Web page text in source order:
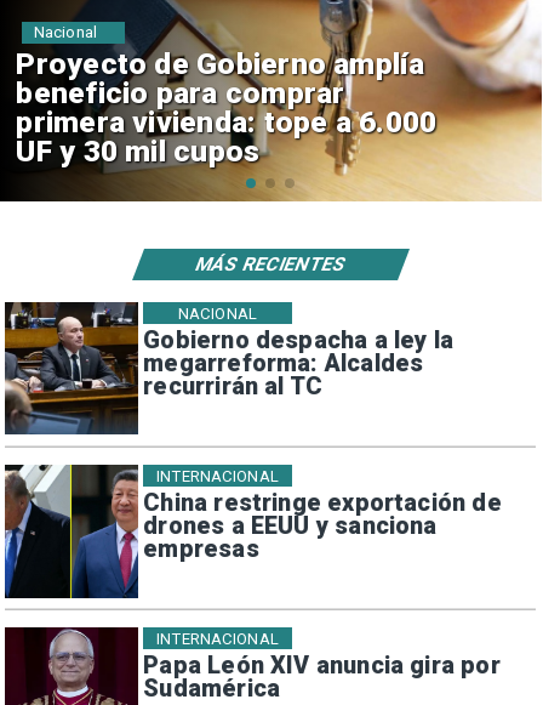
La Roja enfrentará a los
anfitriones del Mundial 2026
Deportes
Gobierno despacha a ley la
megarreforma: Alcaldes
recurrirán al TC
NACIONAL
China restringe exportación de
drones a EEUU y sanciona
empresas
INTERNACIONAL
Papa León XIV anuncia gira por
Sudamérica
INTERNACIONAL
MÁS RECIENTES